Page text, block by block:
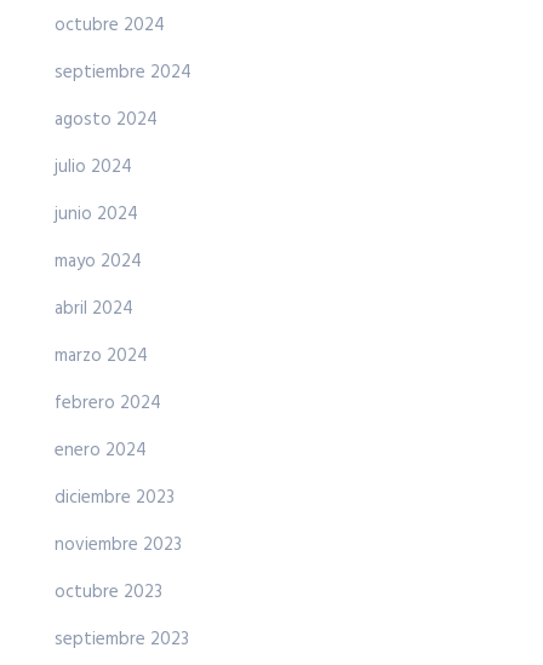
octubre 2024
septiembre 2024
agosto 2024
julio 2024
junio 2024
mayo 2024
abril 2024
marzo 2024
febrero 2024
enero 2024
diciembre 2023
noviembre 2023
octubre 2023
septiembre 2023